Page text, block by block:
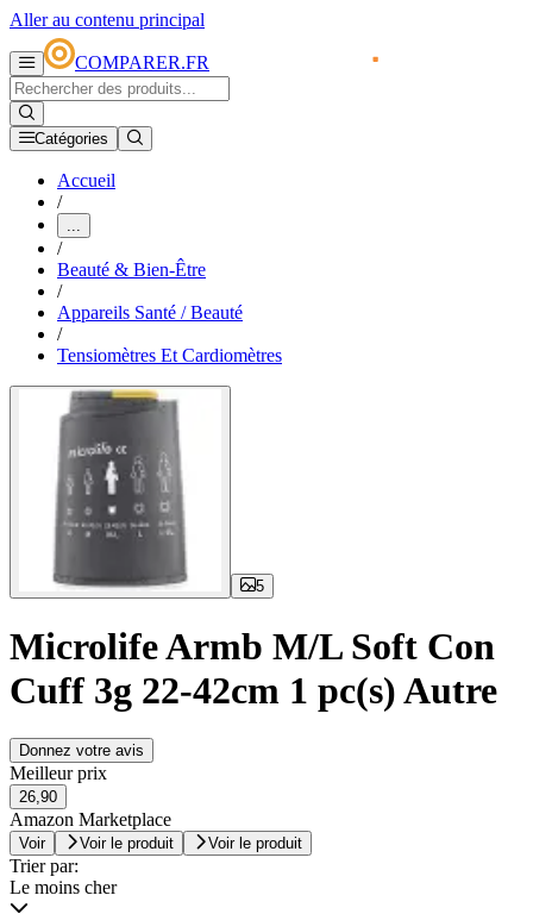
Aller au contenu principal
COMPARER.FR
Catégories
Accueil
/
...
/
Beauté & Bien-Être
/
Appareils Santé / Beauté
/
Tensiomètres Et Cardiomètres
5
Microlife Armb M/L Soft Con
Cuff 3g 22-42cm 1 pc(s) Autre
Donnez votre avis
Meilleur prix
26,90
Amazon Marketplace
Voir Voir le produit Voir le produit
Trier par:
Le moins cher